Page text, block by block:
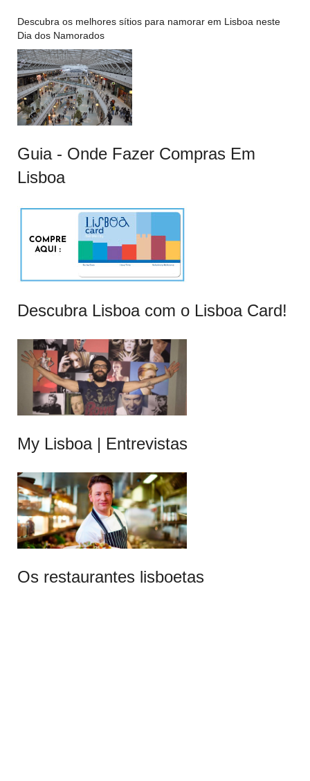
Descubra os melhores sítios para namorar em Lisboa neste
Dia dos Namorados
Guia - Onde Fazer Compras Em
Lisboa
Descubra Lisboa com o Lisboa Card!
My Lisboa | Entrevistas
Os restaurantes lisboetas